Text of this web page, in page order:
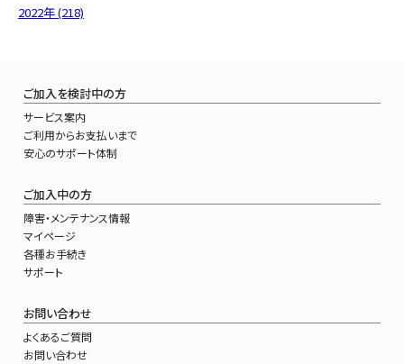
2022年 (218)
ご加入を検討中の方
サービス案内
ご利用からお支払いまで
安心のサポート体制
ご加入中の方
障害・メンテナンス情報
マイページ
各種お手続き
サポート
お問い合わせ
よくあるご質問
お問い合わせ